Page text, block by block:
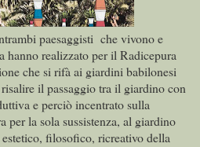
paesaggisti che vivono e
hanno realizzato per il Radicepura
che si rifà ai giardini babilonesi
il passaggio tra il giardino con
e perciò incentrato sulla
per la sola sussistenza, al giardino
filosofico, ricreativo della